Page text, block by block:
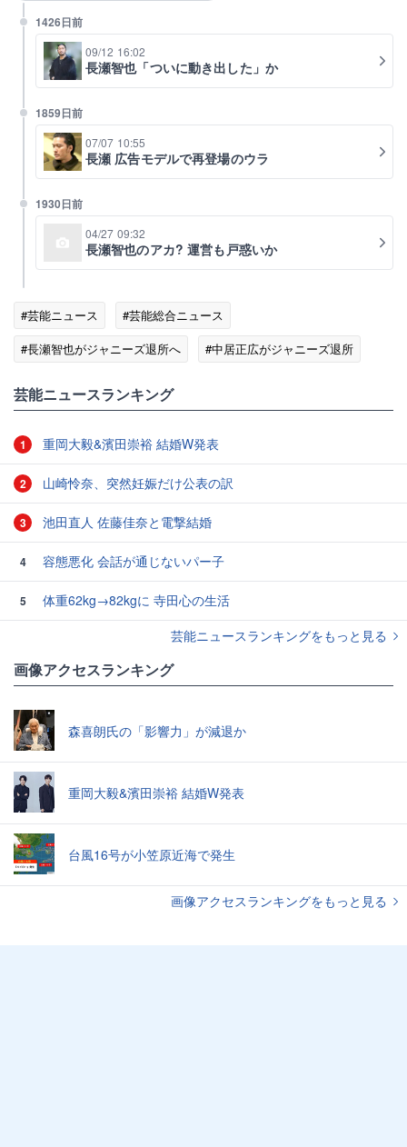
1426日前
09/12 16:02
長瀬智也「ついに動き出した」か
1859日前
07/07 10:55
長瀬 広告モデルで再登場のウラ
1930日前
04/27 09:32
長瀬智也のアカ? 運営も戸惑いか
#芸能ニュース
#芸能総合ニュース
#長瀬智也がジャニーズ退所へ
#中居正広がジャニーズ退所
芸能ニュースランキング
1 重岡大毅&濱田崇裕 結婚W発表
2 山崎怜奈、突然妊娠だけ公表の訳
3 池田直人 佐藤佳奈と電撃結婚
4 容態悪化 会話が通じないパー子
5
体重62kg→82kgに 寺田心の生活
芸能ニュースランキングをもっと見る
画像アクセスランキング
森喜朗氏の「影響力」が減退か
重岡大毅&濱田崇裕 結婚W発表
台風16号が小笠原近海で発生
画像アクセスランキングをもっと見る